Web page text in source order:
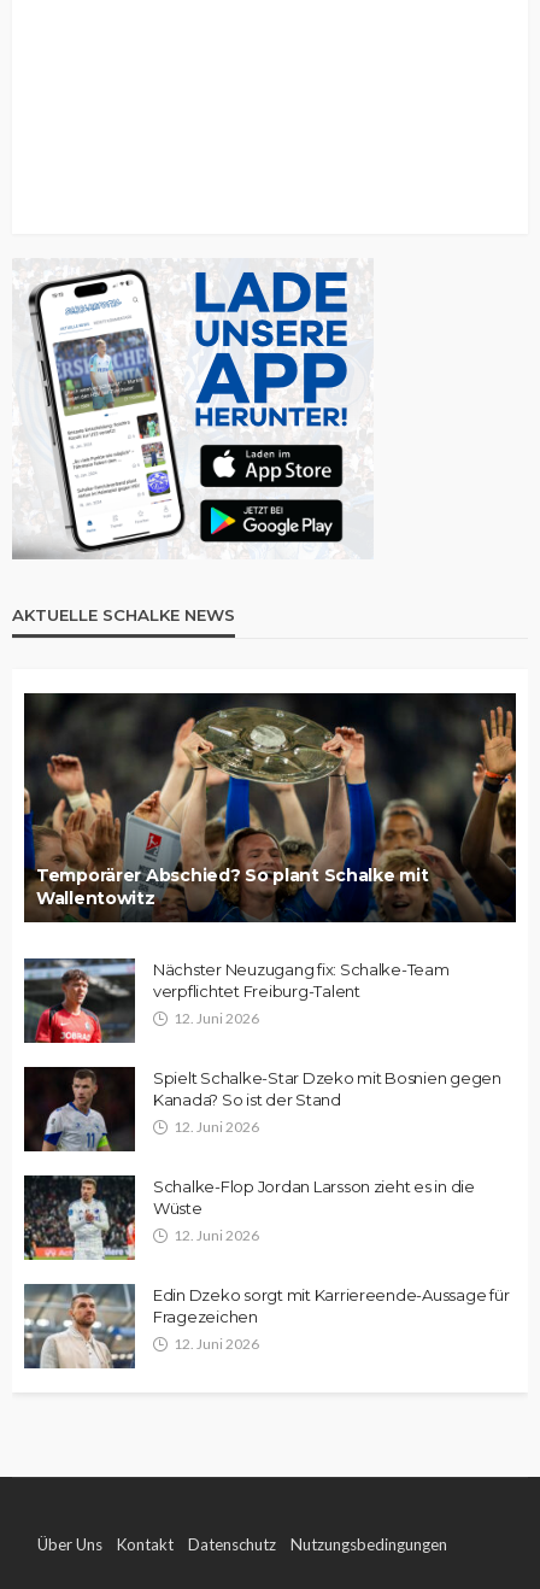
AKTUELLE SCHALKE NEWS
Temporärer Abschied? So plant Schalke mit
Wallentowitz
Nächster Neuzugang fix: Schalke-Team
verpflichtet Freiburg-Talent
12. Juni 2026
Spielt Schalke-Star Dzeko mit Bosnien gegen
Kanada? So ist der Stand
12. Juni 2026
Schalke-Flop Jordan Larsson zieht es in die
Wüste
12. Juni 2026
Edin Dzeko sorgt mit Karriereende-Aussage für
Fragezeichen
12. Juni 2026
Über Uns Kontakt Datenschutz Nutzungsbedingungen